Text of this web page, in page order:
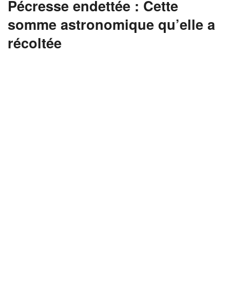
Pécresse endettée : Cette
somme astronomique qu’elle a
récoltée